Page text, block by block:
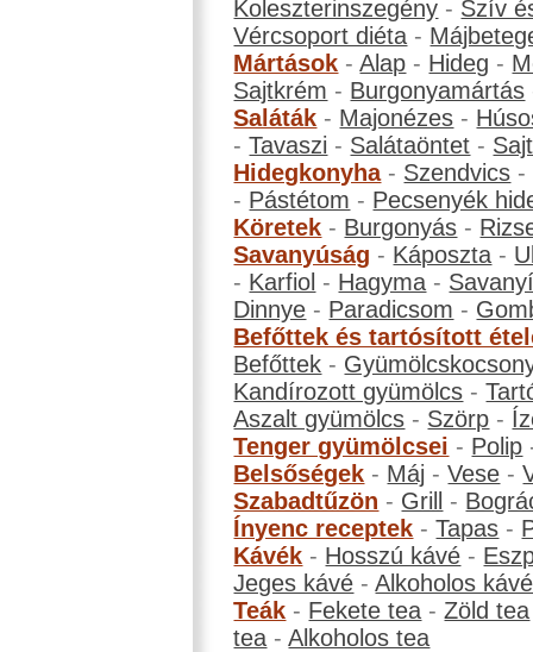
Koleszterinszegény - Szív
Vércsoport diéta -
Mártások -Alap - Hideg -
Sajtkrém - Burgonyamártás
Saláták - Majonézes -
-Tavaszi - Salátaöntet -
Hidegkonyha- Szendvics -
- Pástétom - Pecsenyék
Köretek - Burgonyás -
Savanyúság - Káposzta -
- Karfiol - Hagyma -
Dinnye - Paradicsom -
Befőttek és tartósított
Befőttek -
Kandírozott gyümölcs -
Aszalt gyümölcs - Szörp -
Tenger gyümölcsei - Polip
Belsőségek - Máj -Vese -
Szabadtűzön - Grill -
Ínyenc receptek -Tapas -
Kávék - Hosszú kávé -
Jeges kávé -Alkoholos kávé
Teák - Fekete tea -Zöld tea
tea -Alkoholos tea